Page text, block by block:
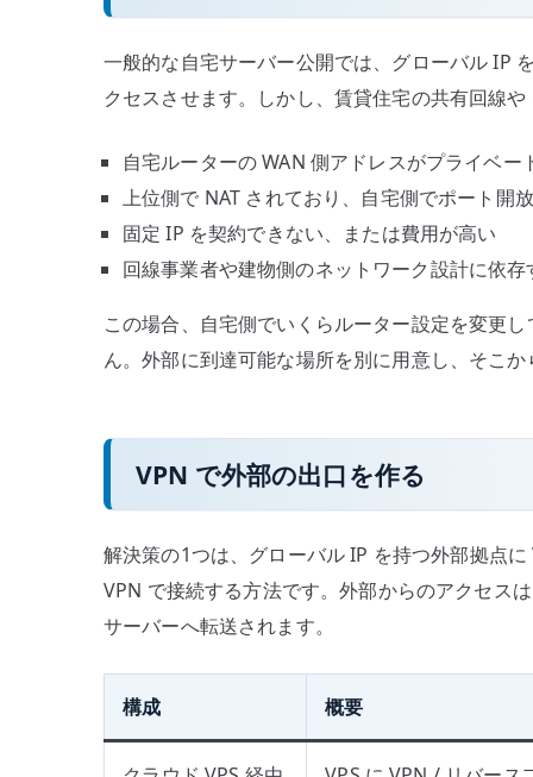
一般的な自宅サーバー公開では、グローバル IP
クセスさせます。しかし、賃貸住宅の共有回線
自宅ルーターの WAN 側アドレスがプライベー
上位側で NAT されており、自宅側でポート開
固定 IP を契約できない、または費用が高い
回線事業者や建物側のネットワーク設計に依存
この場合、自宅側でいくらルーター設定を変更
ん。外部に到達可能な場所を別に用意し、そこ
VPN で外部の出口を作る
解決策の1つは、グローバル IP を持つ外部拠点
VPN で接続する方法です。外部からのアクセス
サーバーへ転送されます。
構成 概要